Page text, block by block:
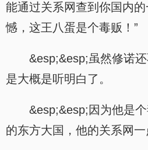
能通过关系网查到你国内
憾，这王八蛋是个毒贩！”
&esp;&esp;虽然修诺
是大概是听明白了。
&esp;&esp;因为他是
的东方大国，他的关系网一